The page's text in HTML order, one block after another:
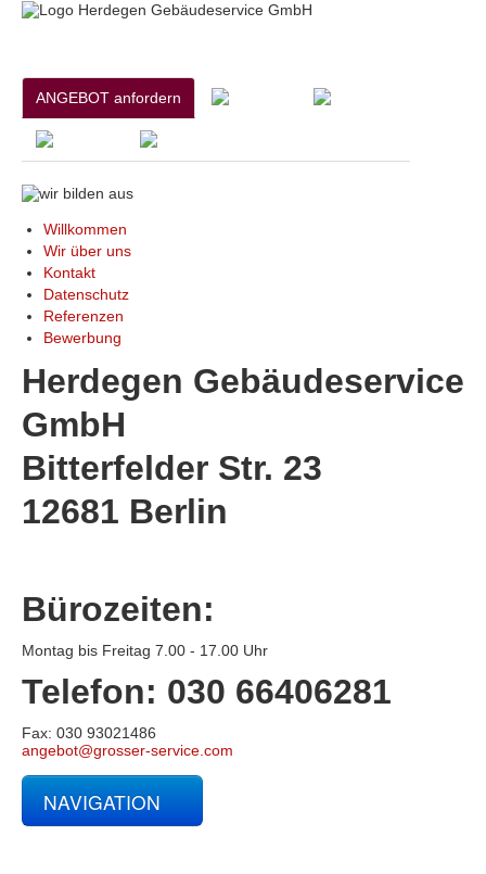
ANGEBOT anfordern
Willkommen
Wir über uns
Kontakt
Datenschutz
Referenzen
Bewerbung
Herdegen Gebäudeservice
GmbH
Bitterfelder Str. 23
12681 Berlin
Bürozeiten:
Montag bis Freitag 7.00 - 17.00 Uhr
Telefon: 030 66406281
Fax: 030 93021486
angebot@grosser-service.com
NAVIGATION